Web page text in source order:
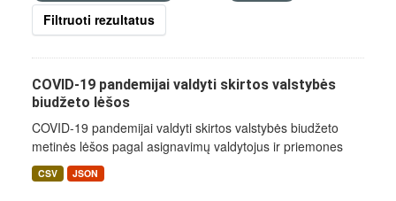
Filtruoti rezultatus
COVID-19 pandemijai valdyti skirtos valstybės
biudžeto lėšos
COVID-19 pandemijai valdyti skirtos valstybės biudžeto
metinės lėšos pagal asignavimų valdytojus ir priemones
CSV JSON